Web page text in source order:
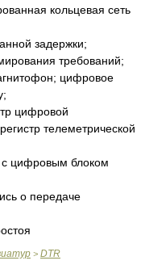
кольцевая сеть
задержки;
требований;
цифровое
цифровой
телеметрической
с цифровым блоком
о передаче
> DTR